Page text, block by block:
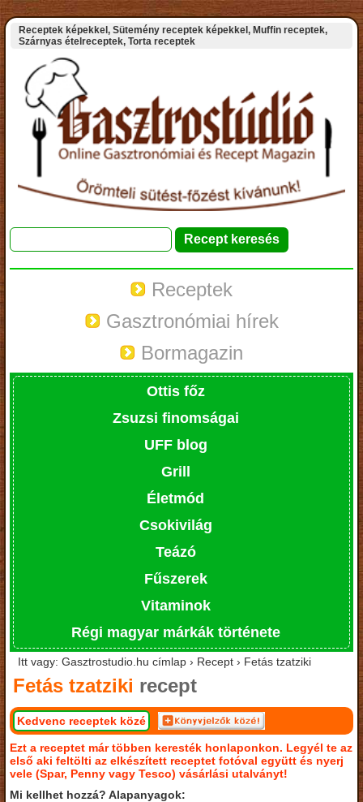
Receptek képekkel, Sütemény receptek képekkel, Muffin receptek,
Szárnyas ételreceptek, Torta receptek
Receptek
Gasztronómiai hírek
Bormagazin
Ottis főz
Zsuzsi finomságai
UFF blog
Grill
Életmód
Csokivilág
Teázó
Fűszerek
Vitaminok
Régi magyar márkák története
Itt vagy: Gasztrostudio.hu címlap › Recept › Fetás tzatziki
Fetás tzatziki recept
Kedvenc receptek közé
Ezt a receptet már többen keresték honlaponkon. Legyél te az
első aki feltölti az elkészített receptet fotóval együtt és nyerj
vele (Spar, Penny vagy Tesco) vásárlási utalványt!
Mi kellhet hozzá? Alapanyagok: